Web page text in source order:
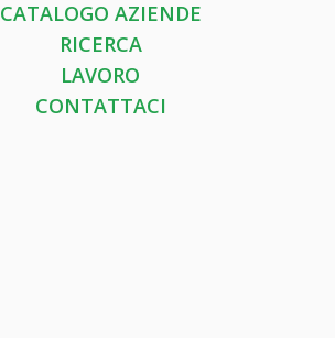
CATALOGO AZIENDE
RICERCA
LAVORO
CONTATTACI